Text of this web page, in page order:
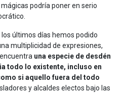
podría poner en serio
últimos días hemos podido
multiplicidad de expresiones,
una especie de desdén
todo lo existente, incluso en
si aquello fuera del todo
y alcaldes electos bajo las